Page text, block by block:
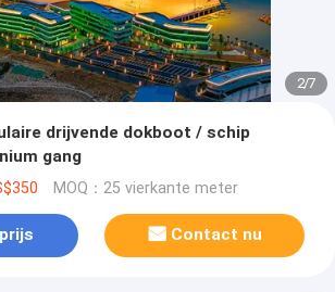
2/7
drijvende dokboot / schip
gang
MOQ：25 vierkante meter
Contact nu